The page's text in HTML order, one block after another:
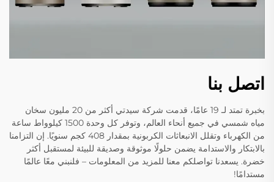
اتصل بنا
بخبرة تمتد لـ 19 عامًا، قدمت شركة سيدتي أكثر من 20 مليون سخان
مياه شمسي في جميع أنحاء العالم، وتوفر كل وحدة 1500 كيلوواط ساعة
من الكهرباء وتقلل الانبعاثات الكربونية بمقدار 408 كجم سنويًا. إن التزامنا
بالابتكار والاستدامة يضمن حلولًا موثوقة وصديقة للبيئة لمستقبل أكثر
خضرة. يسعدنا تواصلكم معنا للمزيد من المعلومات – فلنبني معًا عالمًا
مستدامًا!